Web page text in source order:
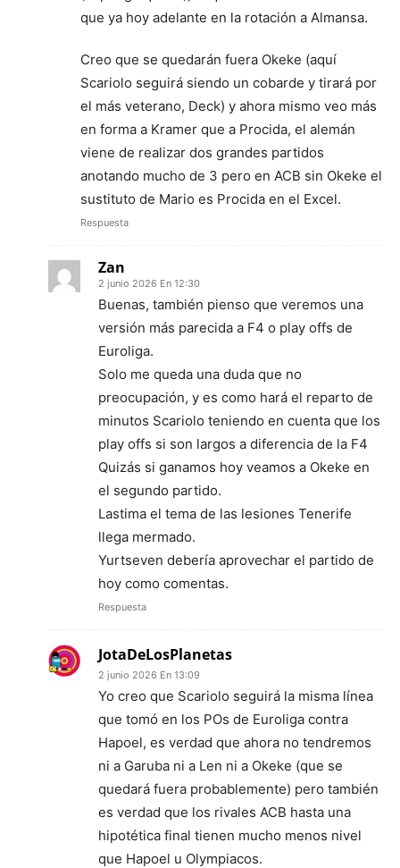
que ya hoy adelante en la rotación a Almansa.
Creo que se quedarán fuera Okeke (aquí
Scariolo seguirá siendo un cobarde y tirará por
el más veterano, Deck) y ahora mismo veo más
en forma a Kramer que a Procida, el alemán
viene de realizar dos grandes partidos
anotando mucho de 3 pero en ACB sin Okeke el
sustituto de Mario es Procida en el Excel.
Respuesta
Zan
2 junio 2026 En 12:30
Buenas, también pienso que veremos una
versión más parecida a F4 o play offs de
Euroliga.
Solo me queda una duda que no
preocupación, y es como hará el reparto de
minutos Scariolo teniendo en cuenta que los
play offs si son largos a diferencia de la F4
Quizás si ganamos hoy veamos a Okeke en
el segundo partido.
Lastima el tema de las lesiones Tenerife
llega mermado.
Yurtseven debería aprovechar el partido de
hoy como comentas.
Respuesta
JotaDeLosPlanetas
2 junio 2026 En 13:09
Yo creo que Scariolo seguirá la misma línea
que tomó en los POs de Euroliga contra
Hapoel, es verdad que ahora no tendremos
ni a Garuba ni a Len ni a Okeke (que se
quedará fuera probablemente) pero también
es verdad que los rivales ACB hasta una
hipotética final tienen mucho menos nivel
que Hapoel u Olympiacos.